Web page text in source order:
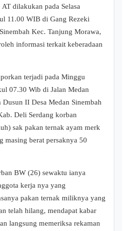
dilakukan pada Selasa
11.00 WIB di Gang Rezeki
Kec. Tanjung Morawa,
informasi terkait keberadaan
terjadi pada Minggu
07.30 Wib di Jalan Medan
Dusun II Desa Medan Sinembah
Deli Serdang korban
sak pakan ternak ayam merk
masing berat persaknya 50
BW (26) sewaktu ianya
kerja nya yang
pakan ternak miliknya yang
telah hilang, mendapat kabar
langsung memeriksa rekaman